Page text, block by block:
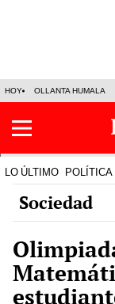
HOY OLLANTA HUMALA
LO ÚLTIMO POLÍTICA
Sociedad